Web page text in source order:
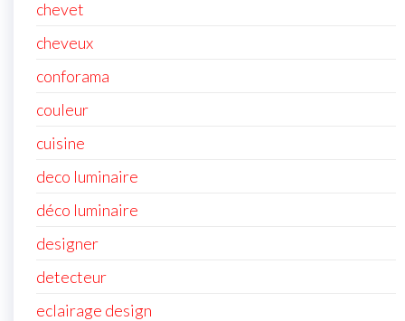
chevet
cheveux
conforama
couleur
cuisine
deco luminaire
déco luminaire
designer
detecteur
eclairage design